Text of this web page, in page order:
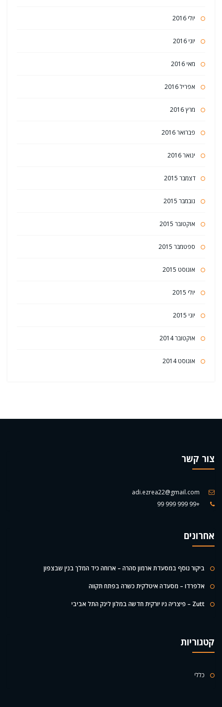
יולי 2016
יוני 2016
מאי 2016
אפריל 2016
מרץ 2016
פברואר 2016
ינואר 2016
דצמבר 2015
נובמבר 2015
אוקטובר 2015
ספטמבר 2015
אוגוסט 2015
יולי 2015
יוני 2015
אוקטובר 2014
אוגוסט 2014
צור קשר
adi.ezrea22@gmail.com
+99 999 999 99
אחרונים
ביקור נוסף במסעדת ארמון סהרה – ארוחה כיד המלך בנין שבצפון
אלפרדו – מסעדה איטלקית כשרה בפתח תקווה
Zutt – פיצריה ניו יורקית חדשה במלון לינק התל אביבי
קטגוריות
כללי